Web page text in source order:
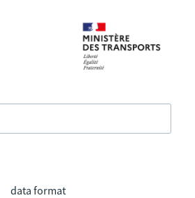
data format